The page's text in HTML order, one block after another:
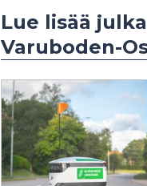
Lue lisää
Varuboden-